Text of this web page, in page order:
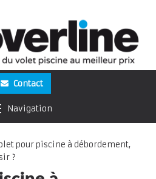
Navigation
Contact
pour piscine à débordement,
?